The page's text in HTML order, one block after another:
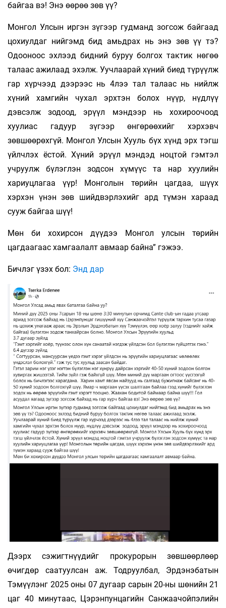
байгаа вэ! Энэ өөрөө зөв үү?
Монгол Улсын иргэн зүгээр гудманд зогсож байгаад
цохиулдаг нийгэмд бид амьдрах нь энэ зөв үү тэ?
Одооноос эхлээд бидний буруу болгох тактик нөгөө
талаас ажилаад эхэлж. Уучлаарай хүний биед түрүүлж
гар хүрчээд дээрээс нь 4лээ тал талаас нь нийлж
хүний хамгийн чухал эрхтэн болох нүүр, нүдлүү
дэвсэлж зодоод, эрүүл мэндээр нь хохироочоод
хуулиас гадуур зүгээр өнгөрөөхийг хэрхэвч
зөвшөөрөхгүй. Монгол Улсын Хууль бүх хүнд эрх тэгш
үйлчлэх ёстой. Хүний эрүүл мэндэд ноцтой гэмтэл
учруулж бүлэглэн зодсон хүмүүс та нар хуулийн
хариуцлагаа үүр! Монголын төрийн цагдаа, шүүх
хэрхэн үнэн зөв шийдвэрлэхийг ард түмэн хараад
сууж байгаа шүү!
Мөн би хохирсон дүүдээ Монгол улсын төрийн
цагдаагаас хамгаалалт авмаар байна” гэжээ.
Бичлэг үзэх бол: Энд дар
Дээрх сэжигтнүүдийг прокурорын зөвшөөрлөөр
өчигдөр саатуулсан аж. Тодруулбал, Эрдэнэбатын
Тэмүүлэнг 2025 оны 07 дугаар сарын 20-ны шөнийн 21
цаг 40 минутаас, Цэрэнпунцагийн Санжаачойпэлийн